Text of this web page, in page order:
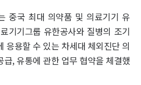
중국 최대 의약품 및 의료기기 유
기기그룹 유한공사와 질병의 조기
응용할 수 있는 차세대 체외진단 의
급, 유통에 관한 업무 협약을 체결했